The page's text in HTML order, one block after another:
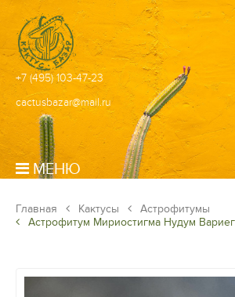
+7 (495) 103-47-23
cactusbazar@mail.ru
МЕНЮ
Главная Кактусы
Астрофитумы
Астрофитум Мириостигма Нудум